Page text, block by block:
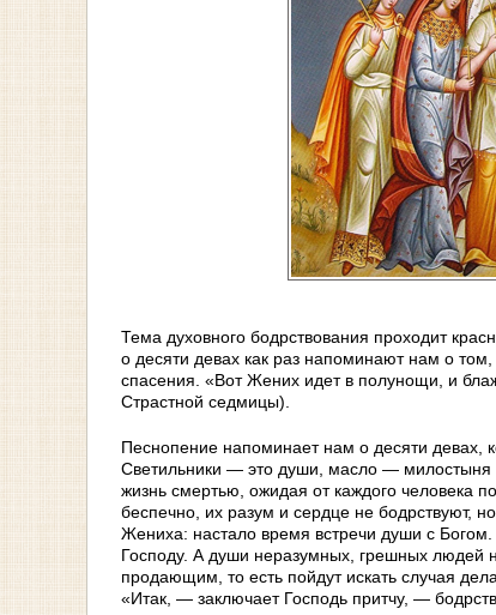
Тема духовного бодрствования проходит
о десяти девах как раз напоминают нам о
спасения. «Вот Жених идет в полунощи, и
Страстной седмицы).
Песнопение напоминает нам о десяти девах,
Светильники — это души, масло —
жизнь смертью, ожидая от каждого человека
беспечно, их разум и сердце не бодрствуют,
Жениха: настало время встречи души с
Господу. А души неразумных, грешных людей
продающим, то есть пойдут искать случая
«Итак, — заключает Господь притчу, —